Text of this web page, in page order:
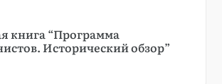
книга “Программа
Исторический обзор”